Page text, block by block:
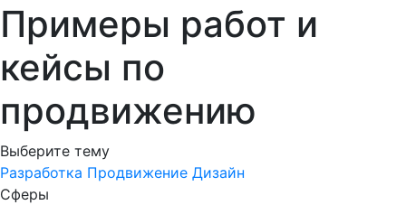
Примеры работ и
кейсы по
продвижению
Выберите тему
Разработка Продвижение Дизайн
Сферы